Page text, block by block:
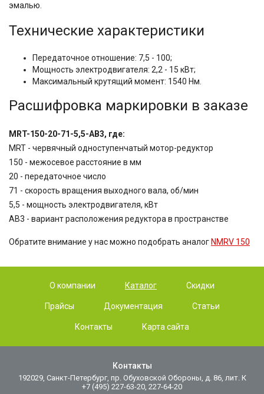
эмалью.
Технические характеристики
Передаточное отношение: 7,5 - 100;
Мощность электродвигателя: 2,2 - 15 кВт;
Максимальный крутящий момент: 1540 Нм.
Расшифровка маркировки в заказе
MRT-150-20-71-5,5-AB3, где:
MRT - червячный одноступенчатый мотор-редуктор
150 - межосевое расстояние в мм
20 - передаточное число
71 - скорость вращения выходного вала, об/мин
5,5 - мощность электродвигателя, кВт
AB3 - вариант расположения редуктора в пространстве
Обратите внимание у нас можно подобрать аналог NMRV 150
О компании Каталог Скидки
Прайсы Документация Статьи
Контакты Карта сайта
Контакты
192029, Санкт-Петербург, пр. Обуховской Обороны, д. 86, лит. К
+7 (495) 227-63-20, 227-64-20